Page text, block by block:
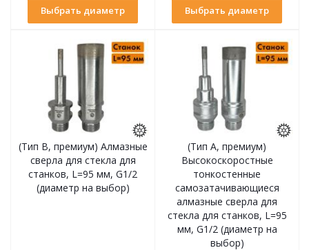
Выбрать диаметр Выбрать диаметр
(Тип В, премиум) Алмазные
сверла для стекла для
станков, L=95 мм, G1/2
(диаметр на выбор)
(Тип А, премиум)
Высокоскоростные
тонкостенные
самозатачивающиеся
алмазные сверла для
стекла для станков, L=95
мм, G1/2 (диаметр на
выбор)